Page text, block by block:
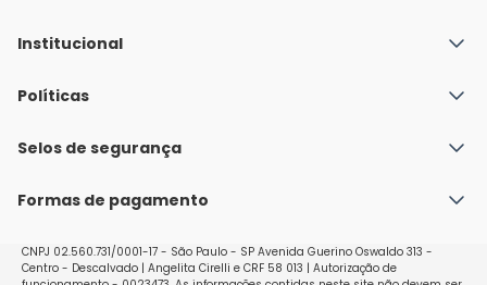
Institucional
Quem Somos
Nossas lojas
Políticas
Política de Envio
Políticas de Trocas e Devoluções
Selos de segurança
Formas de pagamento
CNPJ 02.560.731/0001-17 - São Paulo - SP Avenida Guerino Oswaldo 313 -
Centro - Descalvado | Angelita Cirelli e CRF 58 013 | Autorização de